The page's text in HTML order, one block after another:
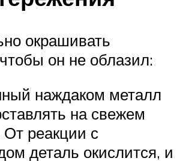
окрашивать
он не облазил:
наждаком металл
на свежем
От реакции с
деталь окислится, и